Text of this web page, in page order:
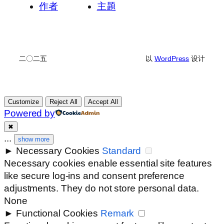
作者
主题
二〇二五 以WordPress 设计
Customize Reject All Accept All
Powered by
✖
... show more
► Necessary Cookies Standard
Necessary cookies enable essential site features
like secure log-ins and consent preference
adjustments. They do not store personal data.
None
► Functional Cookies Remark